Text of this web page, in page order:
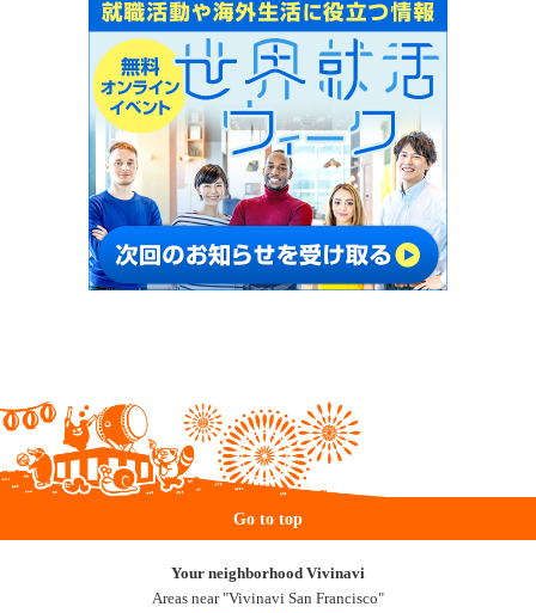
Go to top
Your neighborhood Vivinavi
Areas near "Vivinavi San Francisco"